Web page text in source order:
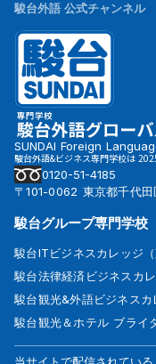
駿台外語 公式チャンネル
SUNDAI Foreign
駿台外語&ビジネス専門学校は
0120-51-4185
〒101-0062 東京都千代
駿台グループ専門学校
駿台ITビジネスカレッジ（
駿台法律経済ビジネスカ
駿台観光&外語ビジネスカ
駿台観光＆ホテル ブライ